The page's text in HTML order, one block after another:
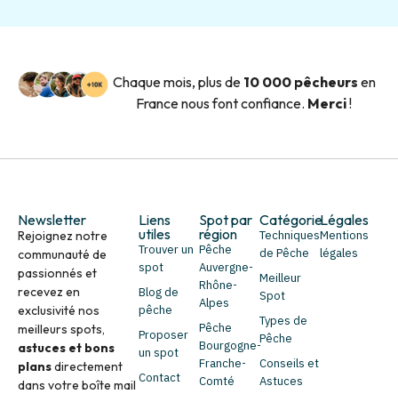
Chaque mois, plus de 10 000 pêcheurs en
France nous font confiance. Merci!
Newsletter
Rejoignez notre
communauté de
passionnés et
recevez en
exclusivité nos
meilleurs spots,
astuces et bons
plansdirectement
dans votre boîte mail
Liens
utiles
Trouver un
spot
Blog de
pêche
Proposer
un spot
Contact
Spot par
région
Pêche
Auvergne-
Rhône-
Alpes
Pêche
Bourgogne-
Franche-
Comté
Catégorie
Techniques
de Pêche
Meilleur
Spot
Types de
Pêche
Conseils et
Astuces
Légales
Mentions
légales